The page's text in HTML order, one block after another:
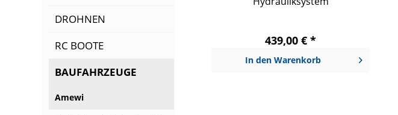
DROHNEN
RC BOOTE
BAUFAHRZEUGE
Amewi
439,00 € *
In den Warenkorb